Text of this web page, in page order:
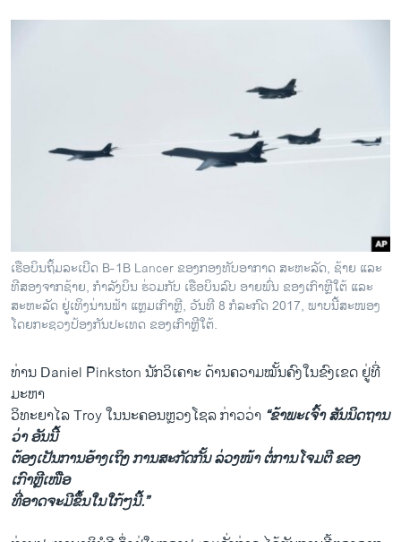
ເຮືອບິນຖິ້ມລະເບີດ B-1B Lancer ຂອງກອງທັບອາກາດ ສະຫະລັດ, ຊ້າຍ ແລະ
ທີສອງຈາກຊ້າຍ, ກຳລັງບິນ ຮ່ວມກັບ ເຮືອບິນລົບ ອາຍພົ່ນ ຂອງເກົາຫຼີໃຕ້ ແລະ
ສະຫະລັດ ຢູ່ເທິງນ່ານຟ້າ ແຫຼມເກົາຫຼີ, ວັນທີ 8 ກໍລະກົດ 2017, ພາບນີ້ສະໜອງ
ໂດຍກະຊວງປ້ອງກັນປະເທດ ຂອງເກົາຫຼີໃຕ້.
ທ່ານ Daniel Pinkston ນັກວິເຄາະ ດ້ານຄວາມໝັ້ນຄົງໃນຂົງເຂດ ຢູ່ທີ່
ມະຫາ
ວິທະຍາໄລ Troy ໃນນະຄອນຫຼວງໂຊລ ກ່າວວ່າ “ຂ້າພະເຈົ້າ ສັນນິດຖານ
ວ່າ ອັນນີ້
ຕ້ອງເປັນການອ້າງເຖິງ ການສະກັດກັ້ນ ລ່ວງໜ້າ ຕໍ່ການໂຈມຕີ ຂອງ
ເກົາຫຼີເໜືອ
ທີ່ອາດຈະມີຂຶ້ນໃນໃກ້ໆນີ້.”